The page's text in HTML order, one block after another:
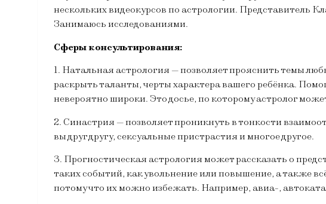
нескольких видеокурсов по астрологии.
Занимаюсь исследованиями.
Сферы консультирования:
1. Натальная астрология — позволяет прояснить темы
раскрыть таланты, черты характера вашего ребёнка.
невероятно широки. Это досье, по которому астролог
2. Синастрия — позволяет проникнуть в тонкости
вы друг другу, сексуальные пристрастия и многое другое.
3. Прогностическая астрология может рассказать о
таких событий, как увольнение или повышение, а также
потому что их можно избежать. Например, авиа-,